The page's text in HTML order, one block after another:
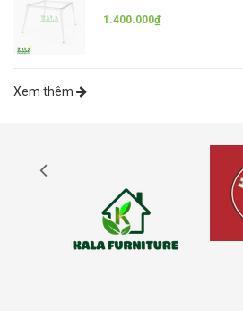
1.400.000₫
Xem thêm